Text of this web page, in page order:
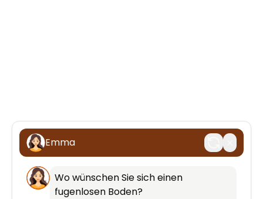
Emma
Wo wünschen Sie sich einen
fugenlosen Boden?